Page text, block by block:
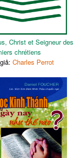
Christ et Seigneur des
chrétiens
Charles Perrot